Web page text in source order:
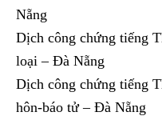
Nẵng
Dịch công chứng tiếng
loại – Đà Nẵng
Dịch công chứng tiếng
hôn-báo tử – Đà Nẵng